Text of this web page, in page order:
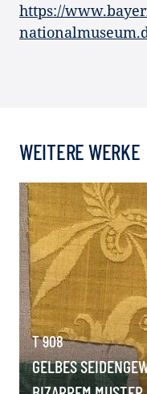
https://
WEITERE WERKE
T 908
GELBES